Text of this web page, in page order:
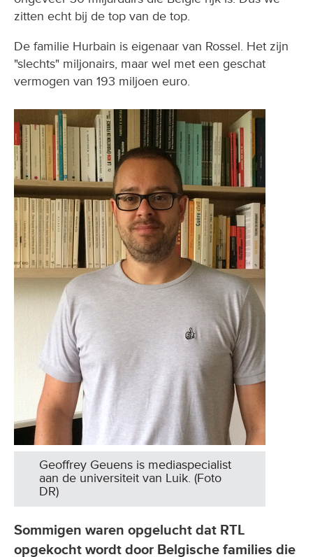
zitten echt bij de top van de top.
De familie Hurbain is eigenaar van Rossel. Het zijn
"slechts" miljonairs, maar wel met een geschat
vermogen van 193 miljoen euro.
Geoffrey Geuens is mediaspecialist
aan de universiteit van Luik. (Foto
DR)
Sommigen waren opgelucht dat RTL
opgekocht wordt door Belgische families die